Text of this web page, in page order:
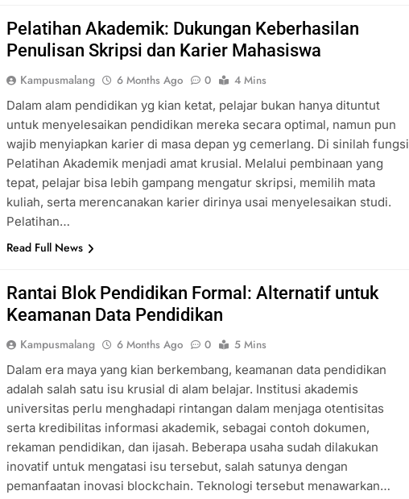
Pelatihan Akademik: Dukungan Keberhasilan
Penulisan Skripsi dan Karier Mahasiswa
Kampusmalang 6 Months Ago 0
4 Mins
Dalam alam pendidikan yg kian ketat, pelajar bukan hanya dituntut
untuk menyelesaikan pendidikan mereka secara optimal, namun pun
wajib menyiapkan karier di masa depan yg cemerlang. Di sinilah fungsi
Pelatihan Akademik menjadi amat krusial. Melalui pembinaan yang
tepat, pelajar bisa lebih gampang mengatur skripsi, memilih mata
kuliah, serta merencanakan karier dirinya usai menyelesaikan studi.
Pelatihan…
Read Full News
Rantai Blok Pendidikan Formal: Alternatif untuk
Keamanan Data Pendidikan
Kampusmalang 6 Months Ago 0
5 Mins
Dalam era maya yang kian berkembang, keamanan data pendidikan
adalah salah satu isu krusial di alam belajar. Institusi akademis
universitas perlu menghadapi rintangan dalam menjaga otentisitas
serta kredibilitas informasi akademik, sebagai contoh dokumen,
rekaman pendidikan, dan ijasah. Beberapa usaha sudah dilakukan
inovatif untuk mengatasi isu tersebut, salah satunya dengan
pemanfaatan inovasi blockchain. Teknologi tersebut menawarkan…